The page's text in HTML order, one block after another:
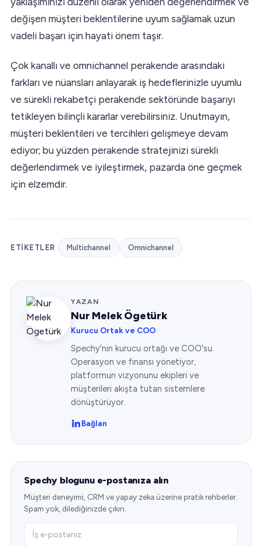
değişen müşteri beklentilerine uyum sağlamak uzun
vadeli başarı için hayati önem taşır.
Çok kanallı ve omnichannel perakende arasındaki
farkları ve nüansları anlayarak iş hedeflerinizle uyumlu
ve sürekli rekabetçi perakende sektöründe başarıyı
tetikleyen bilinçli kararlar verebilirsiniz. Unutmayın,
müşteri beklentileri ve tercihleri gelişmeye devam
ediyor; bu yüzden perakende stratejinizi sürekli
değerlendirmek ve iyileştirmek, pazarda öne geçmek
için elzemdir.
ETIKETLER Multichannel Omnichannel
YAZAN
Nur Melek Ögetürk
Kurucu Ortak ve COO
Spechy'nin kurucu ortağı ve COO'su.
Operasyon ve finansı yönetiyor,
platformun vizyonunu ekipleri ve
müşterileri akışta tutan sistemlere
dönüştürüyor.
Bağlan
Spechy blogunu e-postanıza alın
Müşteri deneyimi, CRM ve yapay zeka üzerine pratik rehberler.
Spam yok, dilediğinizde çıkın.